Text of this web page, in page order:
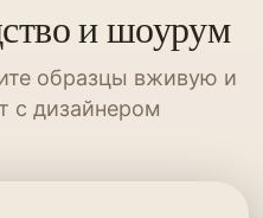
и шоурум
образцы вживую и
с дизайнером